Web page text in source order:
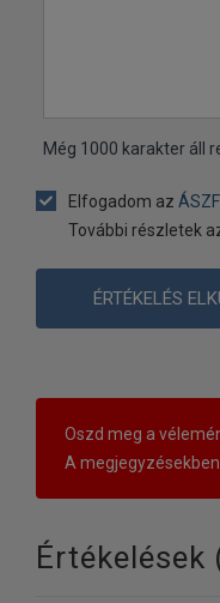
Még 1000 karakter áll
Elfogadom az ÁSZF
További részletek
ÉRTÉKELÉS
Oszd meg a
A
Értékelések